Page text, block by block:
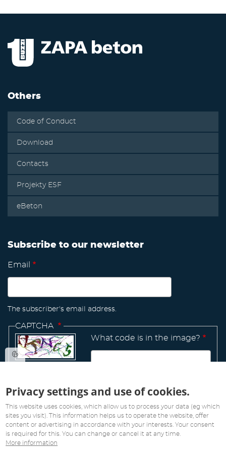
Others
Code of Conduct
Download
Contacts
Projekty ESF
eBeton
Subscribe to our newsletter
Email
The subscriber's email address.
CAPTCHA
What code is in the image?
Manage
existing
Privacy settings and use of cookies.
This website uses cookies, which allow us to process your data (eg which
sites you visit). This information helps us to operate the website, offer
content or advertising in accordance with your interests. Your consent
is required for this. You can change or cancel it at any time.
More information